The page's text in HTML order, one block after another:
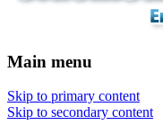
Main menu
Skip to primary content
Skip to secondary content